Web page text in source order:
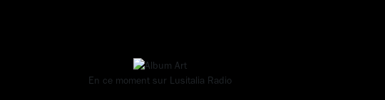
En ce moment sur Lusitalia Radio